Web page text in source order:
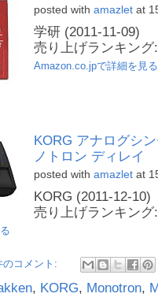
posted with amazlet at
学研 (2011-11-09)
売り上げランキング
Amazon.co.jpで詳細を見る
KORG アナログシ
ノトロン ディレイ
posted with amazlet at
KORG (2011-12-10)
売り上げランキング
のコメント:
, KORG, Monotron,